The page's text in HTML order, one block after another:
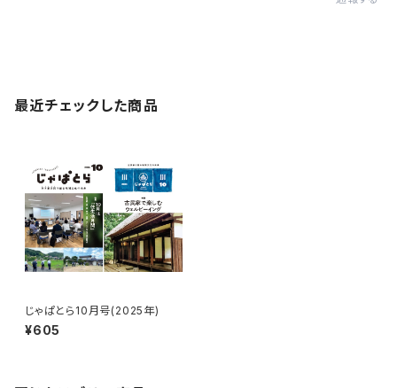
最近チェックした商品
じゃぱとら10月号(2025年)
¥605